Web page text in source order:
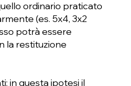
ordinario praticato
(es. 5x4, 3x2
potrà essere
la restituzione
in questa ipotesi il